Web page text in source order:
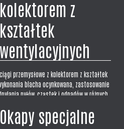
kolektorem z
kształtek
wentylacyjnych
przemysłowe z kolektorem z kształtek
blacha ocynkowana, zastosowanie
pyłów, cząstek i odpadów w różnych
jak spawanie czy odciąg wiórów w...
Okapy specjalne